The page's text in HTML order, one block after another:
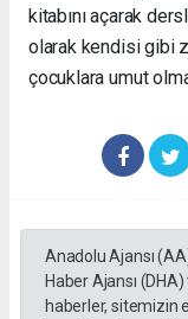
kitabını açarak
olarak kendisi gibi
çocuklara umut
Anadolu Ajansı
Haber Ajansı
haberler, sitemizin